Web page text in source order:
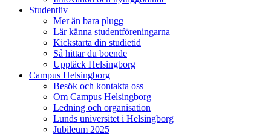
Studentliv
Mer än bara plugg
Lär känna studentföreningarna
Kickstarta din studietid
Så hittar du boende
Upptäck Helsingborg
Campus Helsingborg
Besök och kontakta oss
Om Campus Helsingborg
Ledning och organisation
Lunds universitet i Helsingborg
Jubileum 2025